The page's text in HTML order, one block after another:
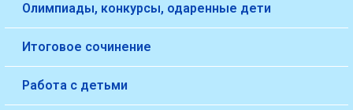
Олимпиады, конкурсы, одаренные дети
Итоговое сочинение
Работа с детьми